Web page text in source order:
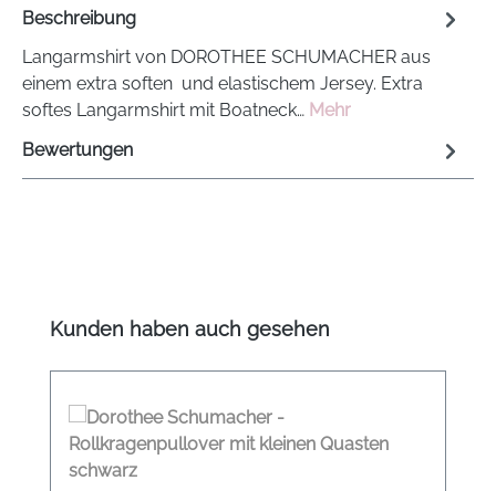
Beschreibung
Langarmshirt von DOROTHEE SCHUMACHER aus
einem extra soften und elastischem Jersey. Extra
softes Langarmshirt mit Boatneck… Mehr
Bewertungen
Produktgalerie überspringen
Kunden haben auch gesehen